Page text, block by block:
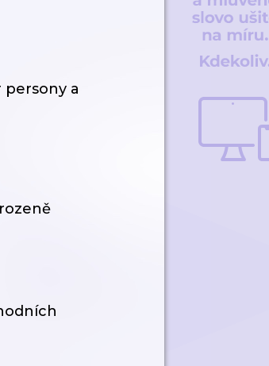
persony a